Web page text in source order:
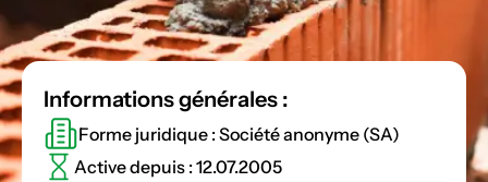
Informations générales :
Forme juridique : Société anonyme (SA)
Active depuis : 12.07.2005